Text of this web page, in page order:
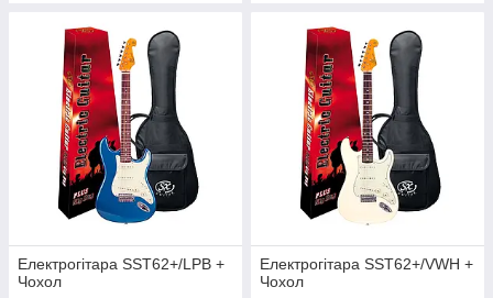
Електрогітара SST62+/LPB +
Чохол
Електрогітара SST62+/VWH +
Чохол